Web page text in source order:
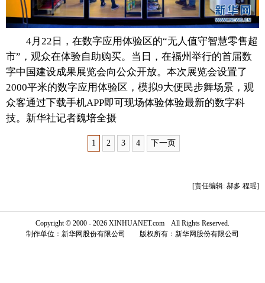
金融 公益 军事 无人机
富媒体 摄影 新华广播
新华电视中文 新华电视英文 返回PC
4月22日，在数字应用体验区的“无人值守智慧零售超
市”，观众在体验自助购买。当日，在福州举行的首届数
字中国建设成果展览会向公众开放。本次展览会设置了
2000平米的数字应用体验区，模拟9大便民步舞场景，观
众客通过下载手机APP即可现场体验体验最新的数字科
技。新华社记者魏培全摄
1 2 3 4 下一页
[责任编辑: 郝多 程瑶]
Copyright © 2000 - 2026 XINHUANET.com All Rights Reserved.
制作单位：新华网股份有限公司 版权所有：新华网股份有限公司